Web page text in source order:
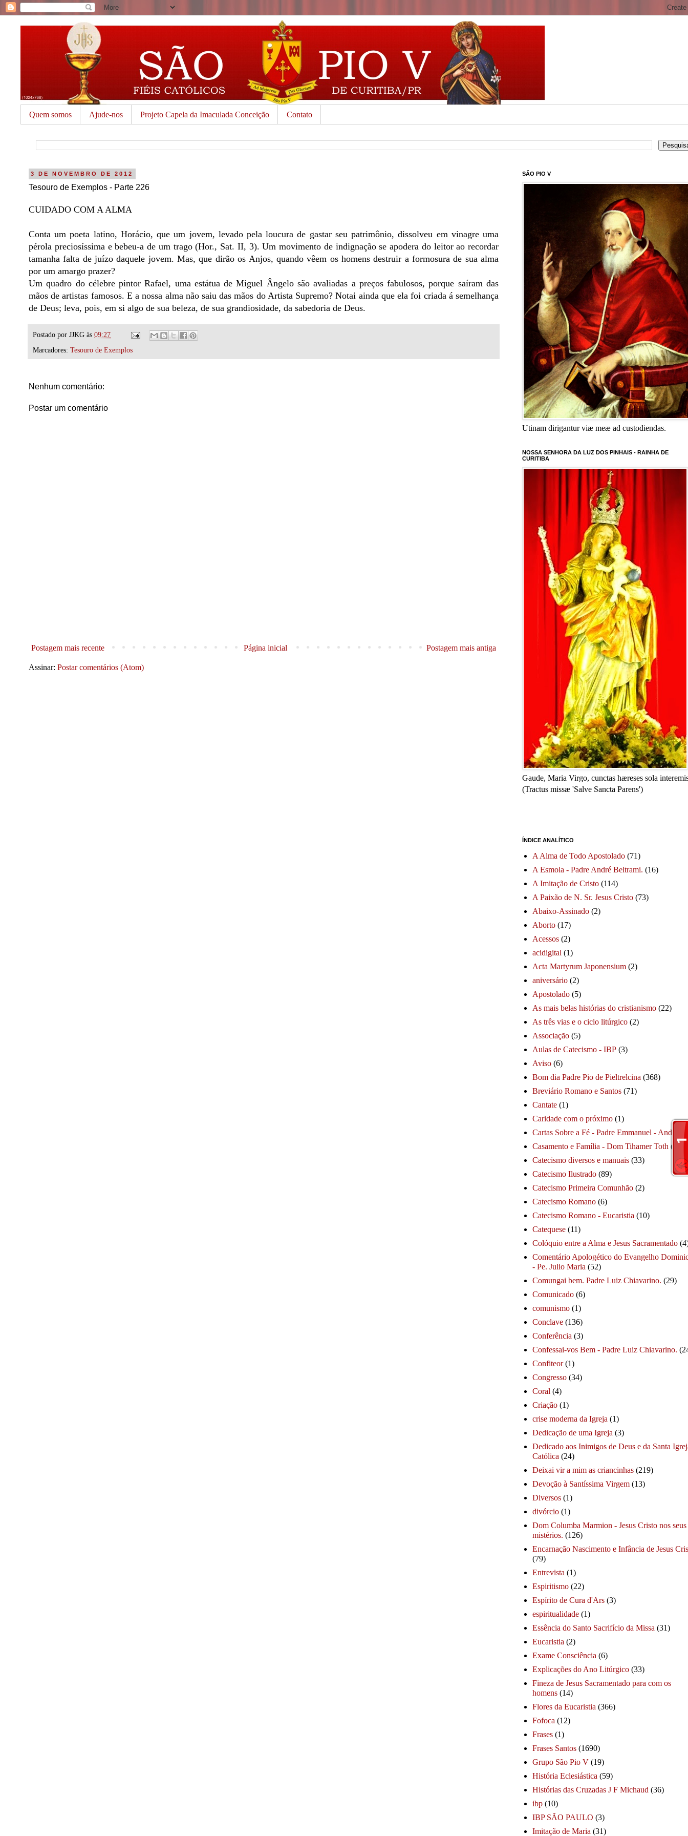
Quem somos Ajude-nos Projeto Capela da Imaculada Conceição Contato
3 DE NOVEMBRO DE 2012
Tesouro de Exemplos - Parte 226
CUIDADO COM A ALMA
Conta um poeta latino, Horácio, que um jovem, levado pela loucura de gastar seu patrimônio, dissolveu em vinagre uma
pérola preciosíssima e bebeu-a de um trago (Hor., Sat. II, 3). Um movimento de indignação se apodera do leitor ao recordar
tamanha falta de juízo daquele jovem. Mas, que dirão os Anjos, quando vêem os homens destruir a formosura de sua alma
por um amargo prazer?
Um quadro do célebre pintor Rafael, uma estátua de Miguel Ângelo são avaliadas a preços fabulosos, porque saíram das
mãos de artistas famosos. E a nossa alma não saiu das mãos do Artista Supremo? Notai ainda que ela foi criada á semelhança
de Deus; leva, pois, em si algo de sua beleza, de sua grandiosidade, da sabedoria de Deus.
Postado por JJKG às 09:27
Marcadores: Tesouro de Exemplos
Nenhum comentário:
Postar um comentário
Postagem mais recente Postagem mais antiga
Página inicial
Assinar: Postar comentários (Atom)
SÃO PIO V
Utinam dirigantur viæ meæ ad custodiendas.
NOSSA SENHORA DA LUZ DOS PINHAIS - RAINHA DE
CURITIBA
Gaude, Maria Virgo, cunctas hæreses sola
(Tractus missæ 'Salve Sancta Parens')
ÍNDICE ANALÍTICO
A Alma de Todo Apostolado (71)
A Esmola - Padre André Beltrami. (16)
A Imitação de Cristo (114)
A Paixão de N. Sr. Jesus Cristo (73)
Abaixo-Assinado (2)
Aborto (17)
Acessos (2)
acidigital (1)
Acta Martyrum Japonensium (2)
aniversário (2)
Apostolado (5)
As mais belas histórias do cristianismo (22)
As três vias e o ciclo litúrgico (2)
Associação (5)
Aulas de Catecismo - IBP (3)
Aviso (6)
Bom dia Padre Pio de Pieltrelcina (368)
Breviário Romano e Santos (71)
Cantate (1)
Caridade com o próximo (1)
Cartas Sobre a Fé - Padre Emmanuel - André
Casamento e Família - Dom Tihamer Toth (115)
Catecismo diversos e manuais (33)
Catecismo Ilustrado (89)
Catecismo Primeira Comunhão (2)
Catecismo Romano (6)
Catecismo Romano - Eucaristia (10)
Catequese (11)
Colóquio entre a Alma e Jesus Sacramentado
Comentário Apologético do Evangelho
- Pe. Julio Maria (52)
Comungai bem. Padre Luiz Chiavarino. (29)
Comunicado (6)
comunismo (1)
Conclave (136)
Conferência (3)
Confessai-vos Bem - Padre Luiz Chiavarino.
Confiteor (1)
Congresso (34)
Coral (4)
Criação (1)
crise moderna da Igreja (1)
Dedicação de uma Igreja (3)
Dedicado aos Inimigos de Deus e da Santa
Católica (24)
Deixai vir a mim as criancinhas (219)
Devoção à Santíssima Virgem (13)
Diversos (1)
divórcio (1)
Dom Columba Marmion - Jesus Cristo nos seus
mistérios. (126)
Encarnação Nascimento e Infância de Jesus
(79)
Entrevista (1)
Espiritismo (22)
Espírito de Cura d'Ars (3)
espiritualidade (1)
Essência do Santo Sacrifício da Missa (31)
Eucaristia (2)
Exame Consciência (6)
Explicações do Ano Litúrgico (33)
Fineza de Jesus Sacramentado para com os
homens (14)
Flores da Eucaristia (366)
Fofoca (12)
Frases (1)
Frases Santos (1690)
Grupo São Pio V (19)
História Eclesiástica (59)
Histórias das Cruzadas J F Michaud (36)
ibp (10)
IBP SÃO PAULO (3)
Imitação de Maria (31)